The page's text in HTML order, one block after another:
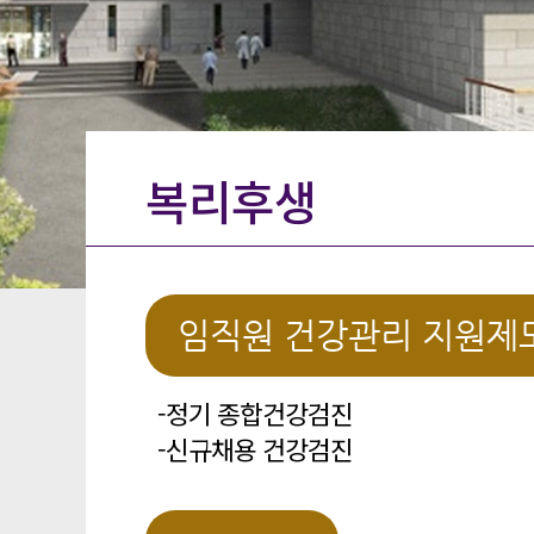
복리후생
임직원 건강관리 지원제
-정기 종합건강검진
-신규채용 건강검진